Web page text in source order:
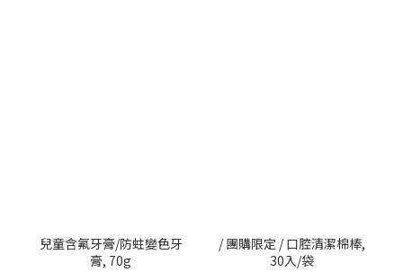
兒童含氟牙膏/防蛀變色牙
膏, 70g
/ 團購限定 / 口腔清潔棉棒,
30入/袋